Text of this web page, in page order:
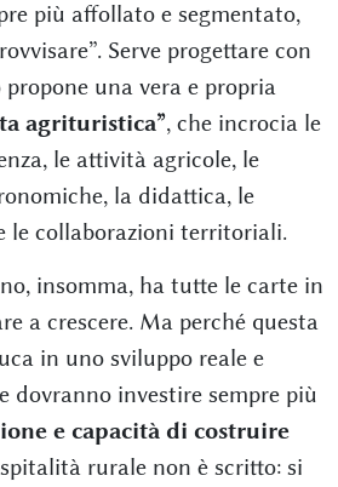
più affollato e segmentato,
Serve progettare con
una vera e propria
agrituristica”, che incrocia le
le attività agricole, le
la didattica, le
le collaborazioni territoriali.
insomma, ha tutte le carte in
a crescere. Ma perché questa
in uno sviluppo reale e
dovranno investire sempre più
e capacità di costruire
rurale non è scritto: si